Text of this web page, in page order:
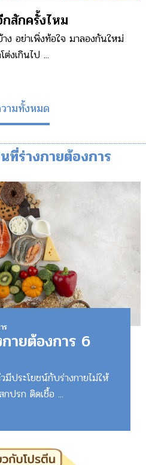
สักครั้งไหม
ง อย่าเพิ่งท้อใจ มาลองกันใหม่
งเกินไป ...
ามทั้งหมด
ที่ร่างกายต้องการ
ร
ายต้องการ 6
ประโยชน์กับร่างกายไม่ให้
ปรก ติดเชื้อ ...